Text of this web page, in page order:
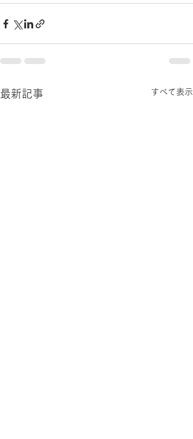
最新記事 すべて表示